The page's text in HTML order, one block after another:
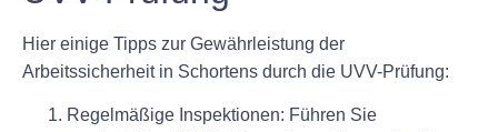
Hier einige Tipps zur Gewährleistung der
Arbeitssicherheit in Schortens durch die UVV-Prüfung:
Regelmäßige Inspektionen: Führen Sie